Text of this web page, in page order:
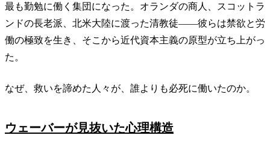
最も勤勉に働く集団になった。オランダの商人、スコットラ
ンドの長老派、北米大陸に渡った清教徒——彼らは禁欲と労
働の極致を生き、そこから近代資本主義の原型が立ち上がっ
た。
なぜ、救いを諦めた人々が、誰よりも必死に働いたのか。
ウェーバーが見抜いた心理構造